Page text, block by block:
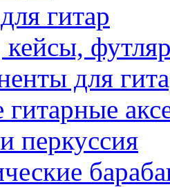
гитар
для
гитарные
перкуссия